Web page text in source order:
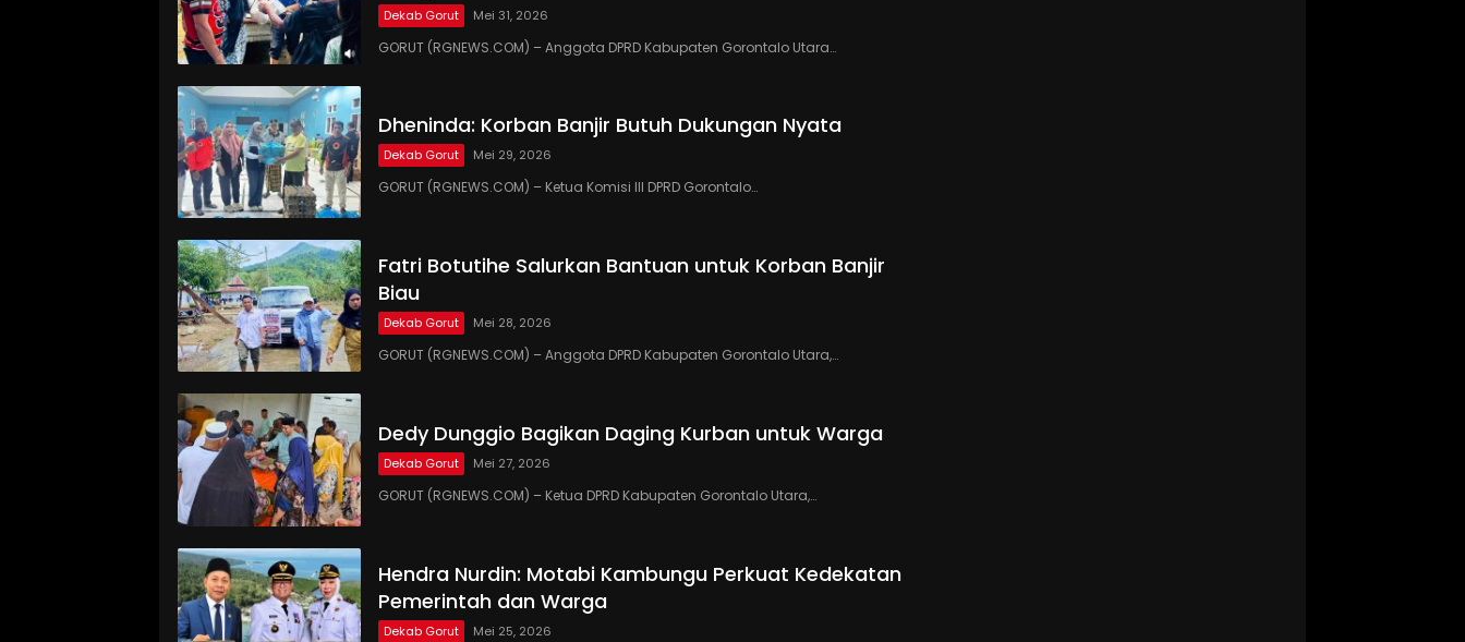
Dekab Gorut Mei 31, 2026
GORUT (RGNEWS.COM) – Anggota DPRD Kabupaten Gorontalo Utara…
Dheninda: Korban Banjir Butuh Dukungan Nyata
Dekab Gorut Mei 29, 2026
GORUT (RGNEWS.COM) – Ketua Komisi III DPRD Gorontalo…
Fatri Botutihe Salurkan Bantuan untuk Korban Banjir
Biau
Dekab Gorut Mei 28, 2026
GORUT (RGNEWS.COM) – Anggota DPRD Kabupaten Gorontalo Utara,…
Dedy Dunggio Bagikan Daging Kurban untuk Warga
Dekab Gorut Mei 27, 2026
GORUT (RGNEWS.COM) – Ketua DPRD Kabupaten Gorontalo Utara,…
Hendra Nurdin: Motabi Kambungu Perkuat Kedekatan
Pemerintah dan Warga
Dekab Gorut Mei 25, 2026